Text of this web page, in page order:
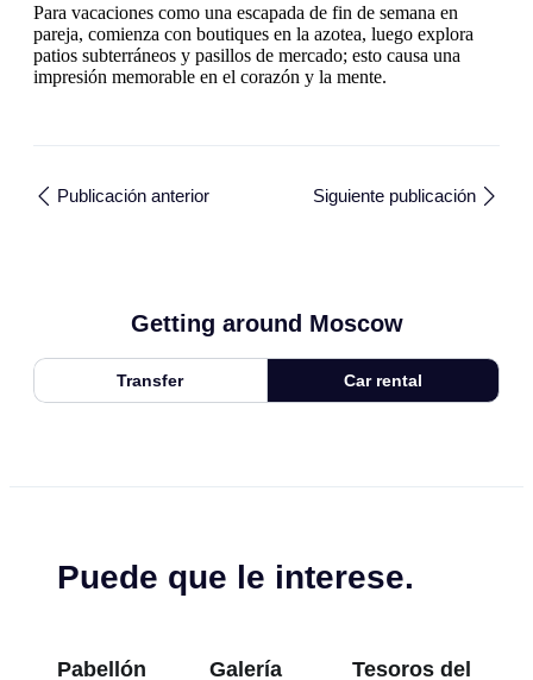
Para vacaciones como una escapada de fin de semana en
pareja, comienza con boutiques en la azotea, luego explora
patios subterráneos y pasillos de mercado; esto causa una
impresión memorable en el corazón y la mente.
Publicación anterior Siguiente publicación
Getting around Moscow
Transfer Car rental
Puede que le interese.
Pabellón
Galería
Tesoros del